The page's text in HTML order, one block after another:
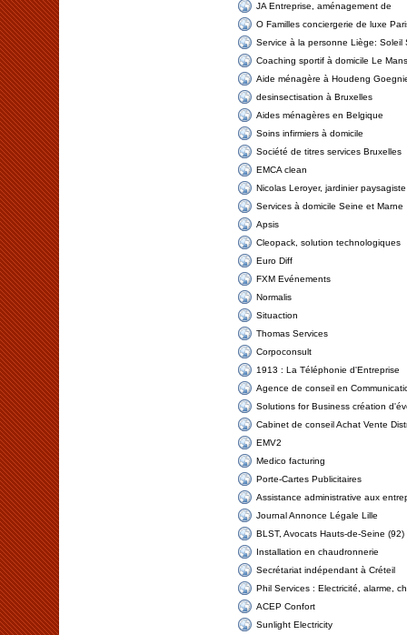
JA Entreprise, aménagement de
O Familles conciergerie de luxe
Service à la personne Liège: Soleil
Coaching sportif à domicile Le Mans
Aide ménagère à Houdeng
desinsectisation à Bruxelles
Aides ménagères en Belgique
Soins infirmiers à domicile
Société de titres services Bruxelles
EMCA clean
Nicolas Leroyer, jardinier paysagiste
Services à domicile Seine et Marne
Apsis
Cleopack, solution technologiques
Euro Diff
FXM Evénements
Normalis
Situaction
Thomas Services
Corpoconsult
1913 : La Téléphonie d'Entreprise
Agence de conseil en
Solutions for Business création
Cabinet de conseil Achat Vente
EMV2
Medico facturing
Porte-Cartes Publicitaires
Assistance administrative aux
Journal Annonce Légale Lille
BLST, Avocats Hauts-de-Seine (92)
Installation en chaudronnerie
Secrétariat indépendant à Créteil
Phil Services : Electricité, alarme,
ACEP Confort
Sunlight Electricity